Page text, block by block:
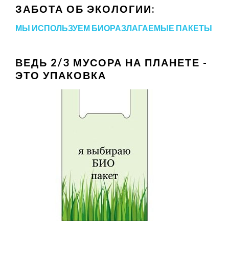
ЗАБОТА ОБ ЭКОЛОГИИ:
МЫ ИСПОЛЬЗУЕМ БИОРАЗЛАГАЕМЫЕ ПАКЕТЫ
ВЕДЬ 2/3 МУСОРА НА ПЛАНЕТЕ -
ЭТО УПАКОВКА